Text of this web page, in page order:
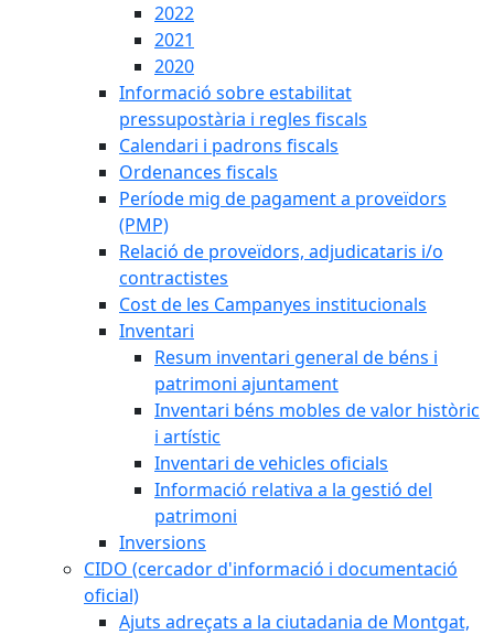
2022
2021
2020
Informació sobre estabilitat
pressupostària i regles fiscals
Calendari i padrons fiscals
Ordenances fiscals
Període mig de pagament a proveïdors
(PMP)
Relació de proveïdors, adjudicataris i/o
contractistes
Cost de les Campanyes institucionals
Inventari
Resum inventari general de béns i
patrimoni ajuntament
Inventari béns mobles de valor històric
i artístic
Inventari de vehicles oficials
Informació relativa a la gestió del
patrimoni
Inversions
CIDO (cercador d'informació i documentació
oficial)
Ajuts adreçats a la ciutadania de Montgat,